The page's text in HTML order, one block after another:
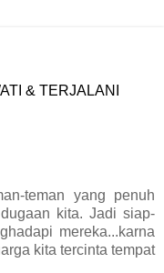
& TERJALANI
teman yang penuh
kita. Jadi siap-
mereka...karna
kita tercinta tempat